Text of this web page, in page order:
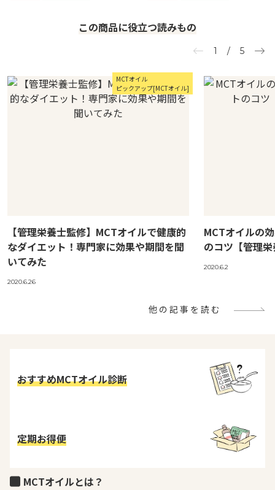
この商品に役立つ読みもの
1 / 5
MCTオイル
ピックアップ[MCTオイル]
【管理栄養士監修】MCTオイルで健康的
なダイエット！専門家に効果や期間を聞
いてみた
2020.6.26
MCTオイルの
のコツ【管理
2020.6.2
他の記事を読む
おすすめMCTオイル診断
定期お得便
MCTオイルとは？